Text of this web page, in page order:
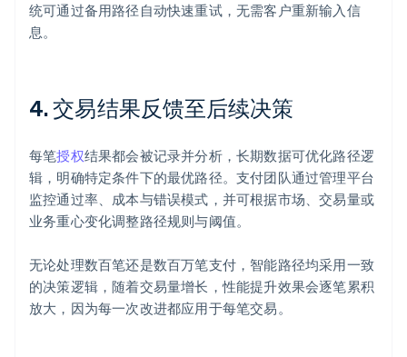
统可通过备用路径自动快速重试，无需客户重新输入信
息。
4. 交易结果反馈至后续决策
每笔授权结果都会被记录并分析，长期数据可优化路径逻
辑，明确特定条件下的最优路径。支付团队通过管理平台
监控通过率、成本与错误模式，并可根据市场、交易量或
业务重心变化调整路径规则与阈值。
无论处理数百笔还是数百万笔支付，智能路径均采用一致
的决策逻辑，随着交易量增长，性能提升效果会逐笔累积
放大，因为每一次改进都应用于每笔交易。